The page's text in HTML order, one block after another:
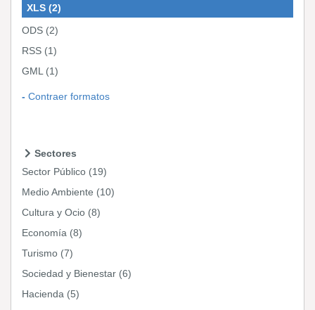
XLS (2)
ODS (2)
RSS (1)
GML (1)
Contraer formatos
Sectores
Sector Público (19)
Medio Ambiente (10)
Cultura y Ocio (8)
Economía (8)
Turismo (7)
Sociedad y Bienestar (6)
Hacienda (5)